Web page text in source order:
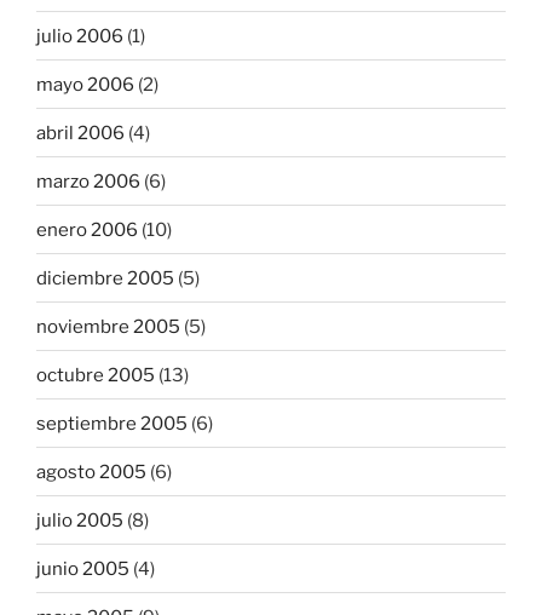
julio 2006 (1)
mayo 2006 (2)
abril 2006 (4)
marzo 2006 (6)
enero 2006 (10)
diciembre 2005 (5)
noviembre 2005 (5)
octubre 2005 (13)
septiembre 2005 (6)
agosto 2005 (6)
julio 2005 (8)
junio 2005 (4)